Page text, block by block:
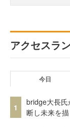
アクセスラ
今日
1
bridge大長
断し未来を